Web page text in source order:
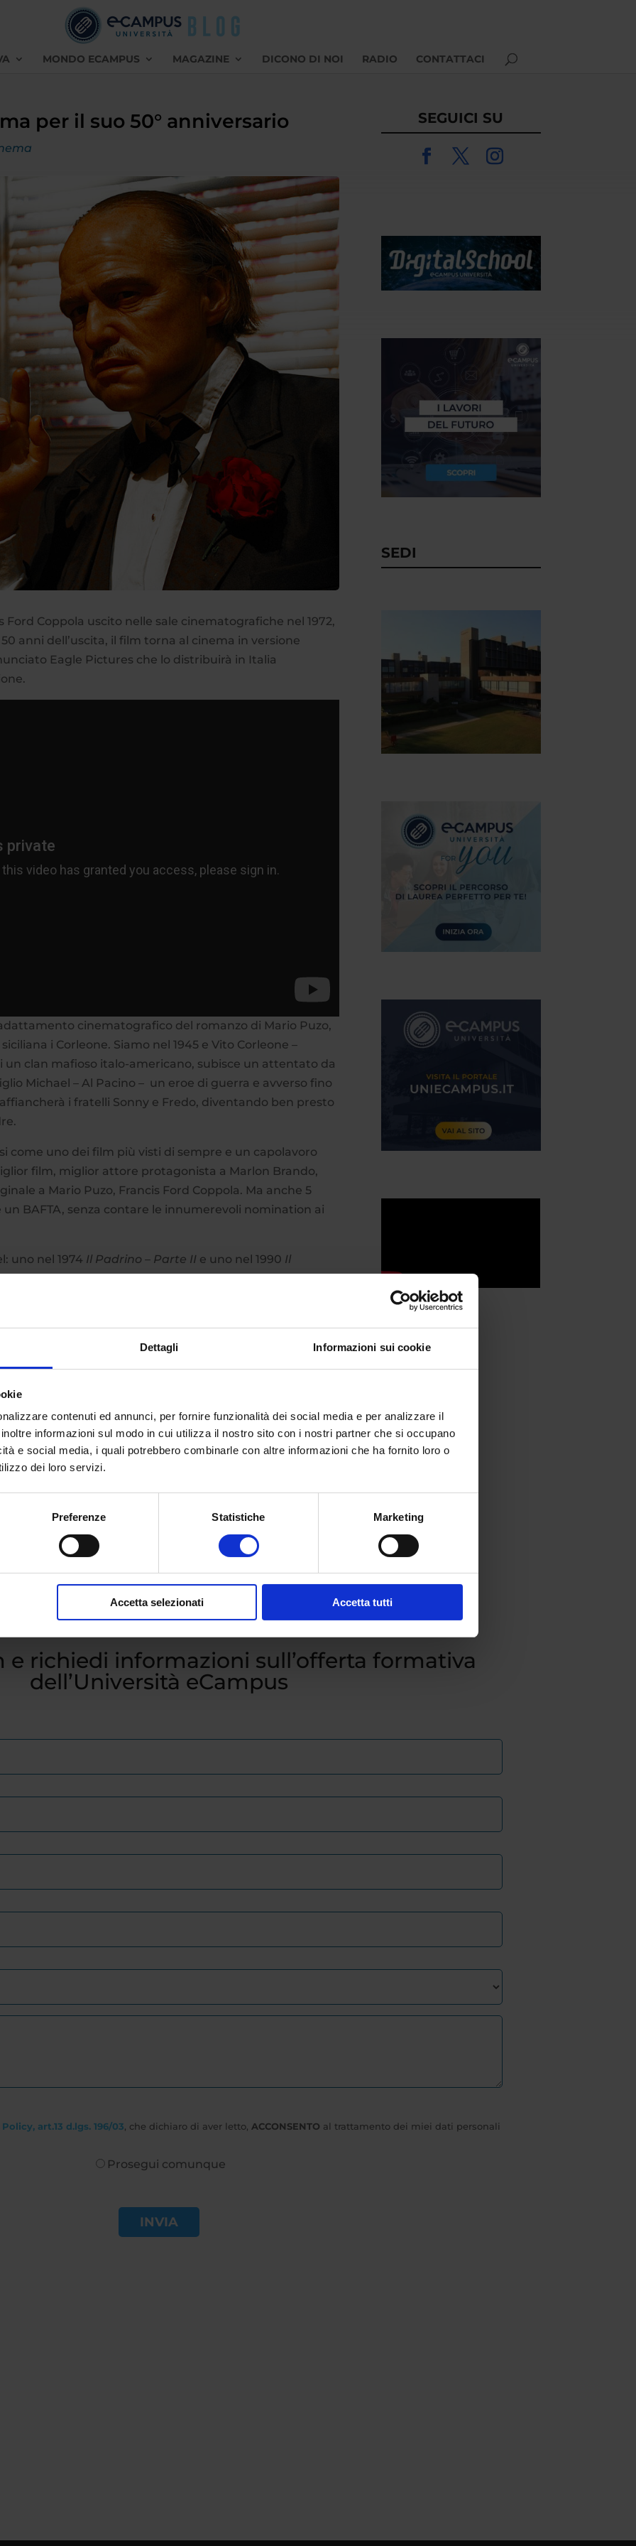
Dettagli Informazioni sui cookie
contenuti ed annunci, per fornire funzionalità dei social media e per analizzare il
informazioni sul modo in cui utilizza il nostro sito con i nostri partner che si occupano
e social media, i quali potrebbero combinarle con altre informazioni che ha fornito loro o
dei loro servizi.
Preferenze Statistiche Marketing
Accetta selezionati Accetta tutti
MONDO ECAMPUS MAGAZINE DICONO DI NOI RADIO CONTATTACI
per il suo 50° anniversario
Ford Coppola uscito nelle sale cinematografiche nel 1972,
anni dell’uscita, il film torna al cinema in versione
Eagle Pictures che lo distribuirà in Italia
cinematografico del romanzo di Mario Puzo,
i Corleone. Siamo nel 1945 e Vito Corleone –
clan mafioso italo-americano, subisce un attentato da
Michael – Al Pacino – un eroe di guerra e avverso fino
i fratelli Sonny e Fredo, diventando ben presto
come uno dei film più visti di sempre e un capolavoro
film, miglior attore protagonista a Marlon Brando,
a Mario Puzo, Francis Ford Coppola. Ma anche 5
BAFTA, senza contare le innumerevoli nomination ai
uno nel 1974 Il Padrino – Parte II e uno nel 1990 Il
Un lavoro di restauro magistrale, impiegando ad
per riparare macchie di pellicola, strappi e altre
da Coppola, il quale afferma che: «
definito la prima parte della mia vita creativa. In
gratificante celebrare questa pietra miliare con la
lo hanno amato per decenni, alle giovani
e a coloro che lo scopriranno per la prima volta.»
SEGUICI SU
SEDI
e richiedi informazioni sull’offerta formativa
dell’Università eCampus
art.13 d.lgs. 196/03, che dichiaro di aver letto, ACCONSENTO al trattamento dei miei dati personali
Prosegui comunque